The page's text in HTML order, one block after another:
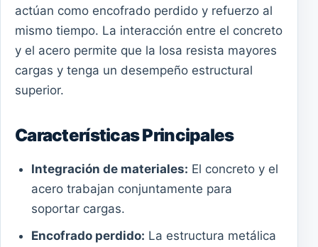
actúan como encofrado perdido y refuerzo al
mismo tiempo. La interacción entre el concreto
y el acero permite que la losa resista mayores
cargas y tenga un desempeño estructural
superior.
Características Principales
Integración de materiales: El concreto y el
acero trabajan conjuntamente para
soportar cargas.
Encofrado perdido: La estructura metálica